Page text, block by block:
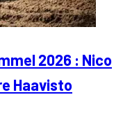
2026 : Nico
Haavisto